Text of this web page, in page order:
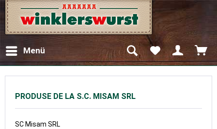
Menü
PRODUSE DE LA S.C. MISAM SRL
SC Misam SRL